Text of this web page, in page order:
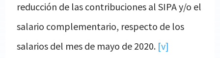
reducción de las contribuciones al SIPA y/o el
salario complementario, respecto de los
salarios del mes de mayo de 2020. [v]